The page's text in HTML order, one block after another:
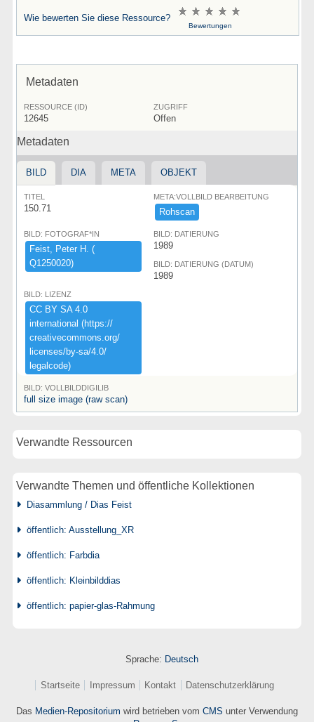
Wie bewerten Sie diese Ressource?
Bewertungen
Metadaten
RESSOURCE (ID)
12645
ZUGRIFF
Offen
Metadaten
BILD DIA META OBJEKT
TITEL
150.71
META:VOLLBILD BEARBEITUNG
Rohscan
BILD: FOTOGRAF*IN
Feist,​ ​Peter ​H.​ ​(​
Q1250020)​
BILD: DATIERUNG
1989
BILD: DATIERUNG (DATUM)
1989
BILD: LIZENZ
CC ​BY ​SA ​4.​0 ​
international ​(​https:​/​/​
creativecommons.​org/​
licenses/​by-​sa/​4.​0/​
legalcode)​
BILD: VOLLBILDDIGILIB
full size image (raw scan)
Verwandte Ressourcen
Verwandte Themen und öffentliche Kollektionen
Diasammlung / Dias Feist
öffentlich: Ausstellung_XR
öffentlich: Farbdia
öffentlich: Kleinbilddias
öffentlich: papier-glas-Rahmung
Sprache: Deutsch
Startseite Impressum Kontakt Datenschutzerklärung
Das Medien-Repositorium wird betrieben vom CMS unter Verwendung